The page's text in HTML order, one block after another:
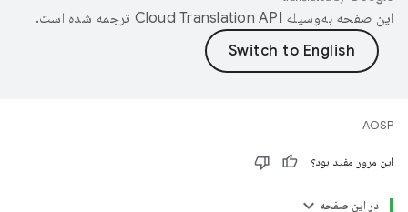
این صفحه به‌وسیله ترجمه شده است.
AOSP
این مرور مفید بود؟
در این صفحه